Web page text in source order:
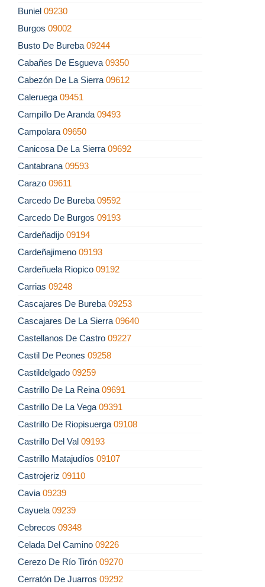
Buniel 09230
Burgos 09002
Busto De Bureba 09244
Cabañes De Esgueva 09350
Cabezón De La Sierra 09612
Caleruega 09451
Campillo De Aranda 09493
Campolara 09650
Canicosa De La Sierra 09692
Cantabrana 09593
Carazo 09611
Carcedo De Bureba 09592
Carcedo De Burgos 09193
Cardeñadijo 09194
Cardeñajimeno 09193
Cardeñuela Riopico 09192
Carrias 09248
Cascajares De Bureba 09253
Cascajares De La Sierra 09640
Castellanos De Castro 09227
Castil De Peones 09258
Castildelgado 09259
Castrillo De La Reina 09691
Castrillo De La Vega 09391
Castrillo De Riopisuerga 09108
Castrillo Del Val 09193
Castrillo Matajudíos 09107
Castrojeriz 09110
Cavia 09239
Cayuela 09239
Cebrecos 09348
Celada Del Camino 09226
Cerezo De Río Tirón 09270
Cerratón De Juarros 09292